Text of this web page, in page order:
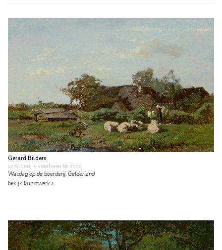
Gerard Bilders
schilderij • voorheen te koop
Wasdag op de boerderij, Gelderland
bekijk kunstwerk